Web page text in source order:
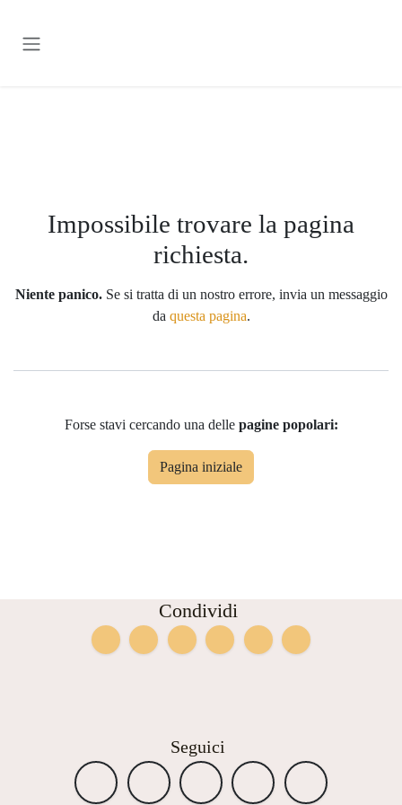
Errore 404
Impossibile trovare la pagina
richiesta.
Niente panico.Se si tratta di un nostro errore, invia un messaggio
da questa pagina.
Forse stavi cercando una delle pagine popolari:
Pagina iniziale
Condividi
Seguici